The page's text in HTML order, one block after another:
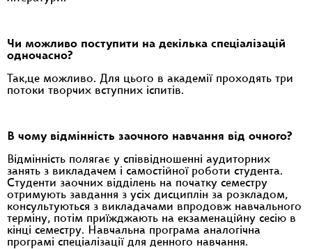
Чи можливо поступити на декілька спеціалізацій
одночасно?
Так,це можливо. Для цього в академії проходять три
потоки творчих вступних іспитів.
В чому відмінність заочного навчання від очного?
Відмінність полягає у співвідношенні аудиторних
занять з викладачем і самостійної роботи студента.
Студенти заочних відділень на початку семестру
отримують завдання з усіх дисциплін за розкладом,
консультуються з викладачами впродовж навчального
терміну, потім приїжджають на екзаменаційну сесію в
кінці семестру. Навчальна програма аналогічна
програмі спеціалізації для денного навчання.